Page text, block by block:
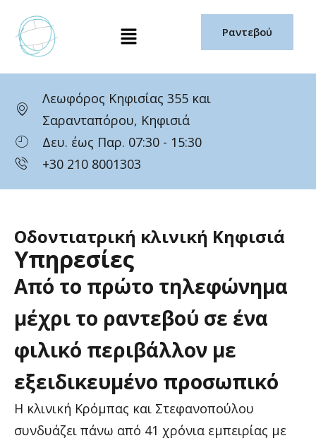
στο
περιεχόμενο
Μενού Ραντεβού
Λεωφόρος Κηφισίας 355 και
Σαρανταπόρου, Κηφισιά
Δευ. έως Παρ. 07:30 - 15:30
+30 210 8001303
Οδοντιατρική κλινική Κηφισιά
Υπηρεσίες
Από το πρώτο τηλεφώνημα
μέχρι το ραντεβού σε ένα
φιλικό περιβάλλον με
εξειδικευμένο προσωπικό
Η κλινική Κρόμπας και Στεφανοπούλου
συνδυάζει πάνω από 41 χρόνια εμπειρίας με